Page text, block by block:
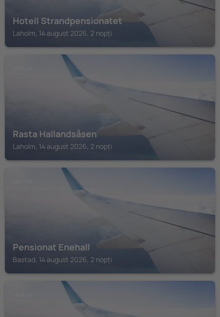
Hotell Strandpensionatet
Laholm, 14 august 2026, 2 nopți
Rasta Hallandsåsen
Laholm, 14 august 2026, 2 nopți
Pensionat Enehall
Bastad, 14 august 2026, 2 nopți